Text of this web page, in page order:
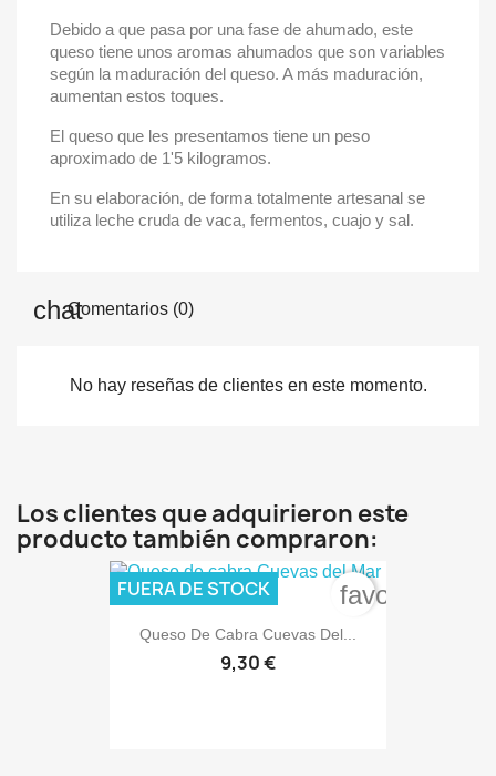
Debido a que pasa por una fase de ahumado, este
queso tiene unos aromas ahumados que son variables
según la maduración del queso. A más maduración,
aumentan estos toques.
El queso que les presentamos tiene un peso
aproximado de 1'5 kilogramos.
En su elaboración, de forma totalmente artesanal se
utiliza leche cruda de vaca, fermentos, cuajo y sal.
Comentarios (0)
No hay reseñas de clientes en este momento.
Los clientes que adquirieron este
producto también compraron:
Queso De Cabra Cuevas Del...
9,30 €
FUERA DE STOCK